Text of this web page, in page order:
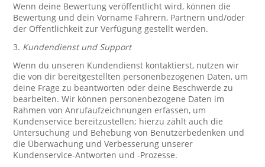
Wenn deine Bewertung veröffentlicht wird, können die
Bewertung und dein Vorname Fahrern, Partnern und/oder
der Öffentlichkeit zur Verfügung gestellt werden.
3. Kundendienst und Support
Wenn du unseren Kundendienst kontaktierst, nutzen wir
die von dir bereitgestellten personenbezogenen Daten, um
deine Frage zu beantworten oder deine Beschwerde zu
bearbeiten. Wir können personenbezogene Daten im
Rahmen von Anrufaufzeichnungen erfassen, um
Kundenservice bereitzustellen; hierzu zählt auch die
Untersuchung und Behebung von Benutzerbedenken und
die Überwachung und Verbesserung unserer
Kundenservice-Antworten und -Prozesse.